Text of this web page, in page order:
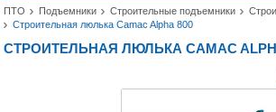
ПТО Подъемники Строительные подъемники
Строительная люлька Camac Alpha 800
СТРОИТЕЛЬНАЯ ЛЮЛЬКА CAMAC